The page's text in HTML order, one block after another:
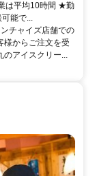
は平均10時間 ★勤
能で...
チャイズ店舗での
からご注文を受
のアイスクリー...